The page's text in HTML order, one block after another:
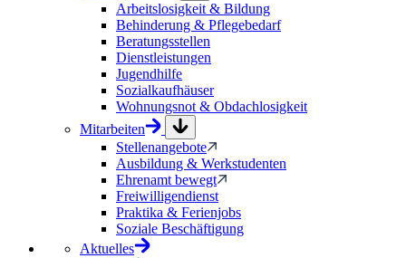
Arbeitslosigkeit & Bildung
Behinderung & Pflegebedarf
Beratungsstellen
Dienstleistungen
Jugendhilfe
Sozialkaufhäuser
Wohnungsnot & Obdachlosigkeit
Mitarbeiten
Stellenangebote
Ausbildung & Werkstudenten
Ehrenamt bewegt
Freiwilligendienst
Praktika & Ferienjobs
Soziale Beschäftigung
Aktuelles